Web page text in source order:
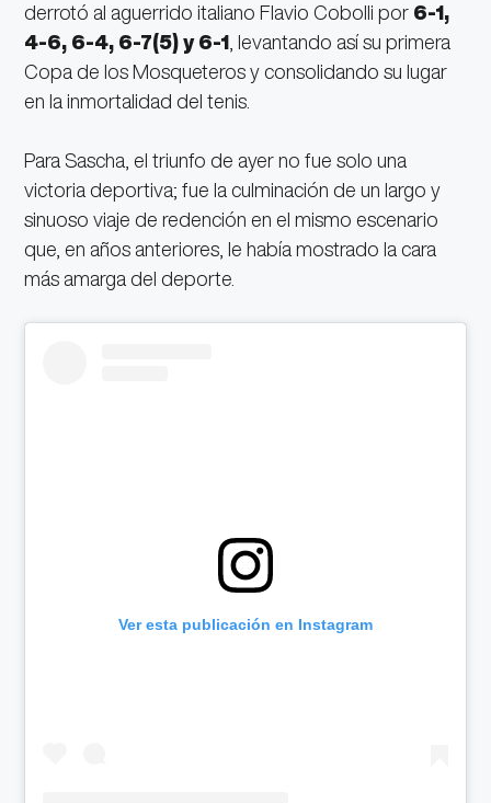
derrotó al aguerrido italiano Flavio Cobolli por 6-1,
4-6, 6-4, 6-7(5) y 6-1 , levantando así su primera
Copa de los Mosqueteros y consolidando su lugar
en la inmortalidad del tenis.
Para Sascha, el triunfo de ayer no fue solo una
victoria deportiva; fue la culminación de un largo y
sinuoso viaje de redención en el mismo escenario
que, en años anteriores, le había mostrado la cara
más amarga del deporte.
Ver esta publicación en Instagram